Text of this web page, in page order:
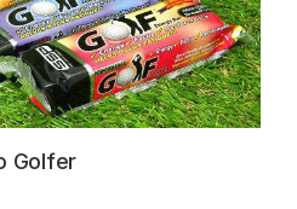
Golfer